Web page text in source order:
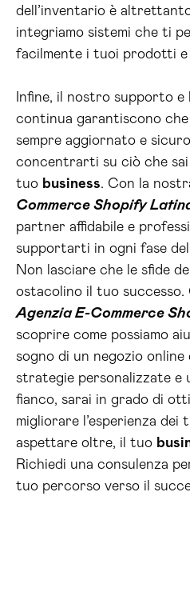
dell’inventario è
integriamo sistemi che ti
facilmente i tuoi prodotti e
Infine, il nostro supporto e
continua garantiscono
sempre aggiornato e
concentrarti su ciò che sai
tuo business. Con la
Commerce Shopify
partner affidabile e
supportarti in ogni fase
Non lasciare che le sfide
ostacolino il tuo
Agenzia E-Commerce
scoprire come possiamo
sogno di un negozio online
strategie personalizzate e
fianco, sarai in grado di
migliorare l’esperienza dei
aspettare oltre, il tuo
Richiedi una consulenza
tuo percorso verso il